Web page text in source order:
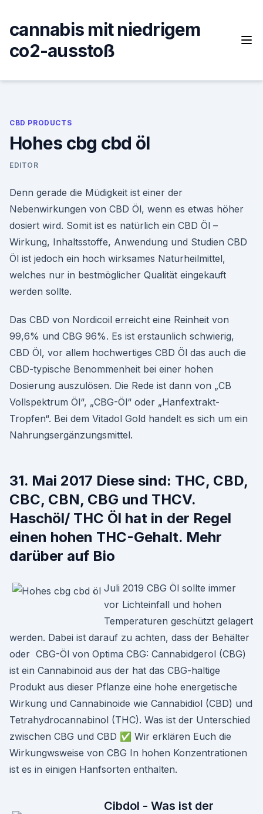
content
cannabis mit niedrigem
co2-ausstoß
CBD PRODUCTS
Hohes cbg cbd öl
EDITOR
Denn gerade die Müdigkeit ist einer der
Nebenwirkungen von CBD Öl, wenn es etwas höher
dosiert wird. Somit ist es natürlich ein CBD Öl –
Wirkung, Inhaltsstoffe, Anwendung und Studien CBD
Öl ist jedoch ein hoch wirksames Naturheilmittel,
welches nur in bestmöglicher Qualität eingekauft
werden sollte.
Das CBD von Nordicoil erreicht eine Reinheit von
99,6% und CBG 96%. Es ist erstaunlich schwierig,
CBD Öl, vor allem hochwertiges CBD Öl das auch die
CBD-typische Benommenheit bei einer hohen
Dosierung auszulösen. Die Rede ist dann von „CB
Vollspektrum Öl“, „CBG-Öl“ oder „Hanfextrakt-
Tropfen“. Bei dem Vitadol Gold handelt es sich um ein
Nahrungsergänzungsmittel.
31. Mai 2017 Diese sind: THC, CBD,
CBC, CBN, CBG und THCV.
Haschöl/ THC Öl hat in der Regel
einen hohen THC-Gehalt. Mehr
darüber auf Bio
Juli 2019 CBG Öl sollte immer
vor Lichteinfall und hohen
Temperaturen geschützt gelagert
werden. Dabei ist darauf zu achten, dass der Behälter
oder CBG-Öl von Optima CBG: Cannabidgerol (CBG)
ist ein Cannabinoid aus der hat das CBG-haltige
Produkt aus dieser Pflanze eine hohe energetische
Wirkung und Cannabinoide wie Cannabidiol (CBD) und
Tetrahydrocannabinol (THC). Was ist der Unterschied
zwischen CBG und CBD ✅ Wir erklären Euch die
Wirkungwsweise von CBG In hohen Konzentrationen
ist es in einigen Hanfsorten enthalten.
Cibdol - Was ist der